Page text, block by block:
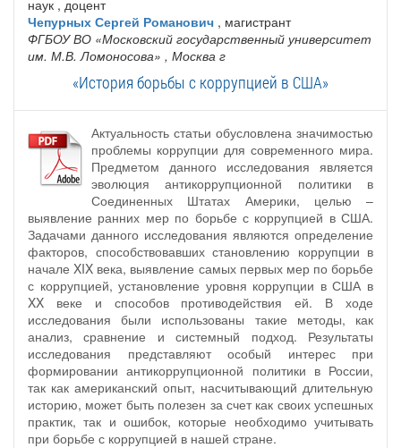
наук , доцент
Чепурных Сергей Романович , магистрант
ФГБОУ ВО «Московский государственный университет
им. М.В. Ломоносова» , Москва г
«История борьбы с коррупцией в США»
Актуальность статьи обусловлена значимостью
проблемы коррупции для современного мира.
Предметом данного исследования является
эволюция антикоррупционной политики в
Соединенных Штатах Америки, целью –
выявление ранних мер по борьбе с коррупцией в США.
Задачами данного исследования являются определение
факторов, способствовавших становлению коррупции в
начале XIX века, выявление самых первых мер по борьбе
с коррупцией, установление уровня коррупции в США в
XX веке и способов противодействия ей. В ходе
исследования были использованы такие методы, как
анализ, сравнение и системный подход. Результаты
исследования представляют особый интерес при
формировании антикоррупционной политики в России,
так как американский опыт, насчитывающий длительную
историю, может быть полезен за счет как своих успешных
практик, так и ошибок, которые необходимо учитывать
при борьбе с коррупцией в нашей стране.